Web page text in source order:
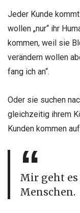
Jeder Kunde
wollen „nur“ ihr
kommen, weil sie
verändern wollen
fang ich an“.
Oder sie suchen
gleichzeitig ihrem
Kunden kommen
Mir geht es
Menschen.